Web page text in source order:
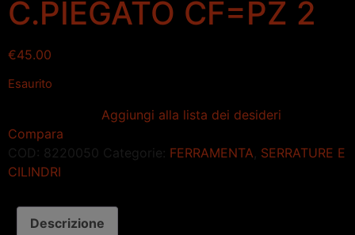
C.PIEGATO CF=PZ 2
€45.00
Esaurito
Aggiungi alla lista dei desideri
Compara
COD: 8220050 Categorie: FERRAMENTA SERRATURE E
CILINDRI
Descrizione